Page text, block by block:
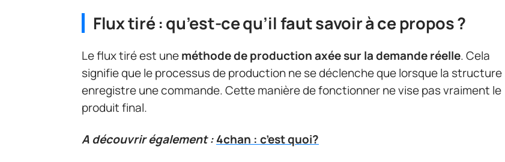
Flux tiré : qu’est-ce qu’il faut savoir à ce propos ?
Le flux tiré est uneméthode de production axée sur la demande réelle. Cela
signifie que le processus de production ne se déclenche que lorsque la structure
enregistre une commande. Cette manière de fonctionner ne vise pas vraiment le
produit final.
A découvrir également :4chan : c’est quoi?